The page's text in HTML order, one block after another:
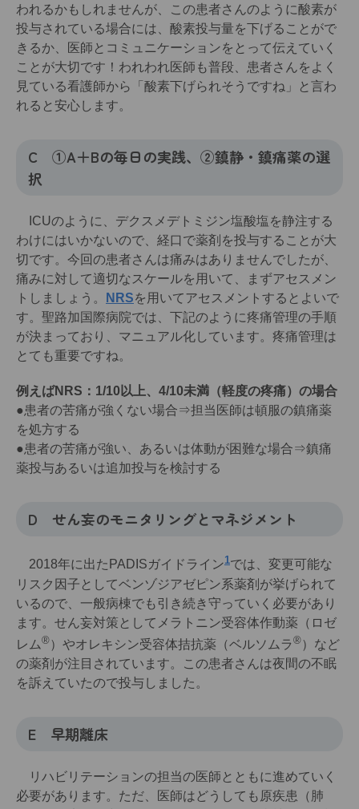
われるかもしれませんが、この患者さんのように酸素が
投与されている場合には、酸素投与量を下げることがで
きるか、医師とコミュニケーションをとって伝えていく
ことが大切です！われわれ医師も普段、患者さんをよく
見ている看護師から「酸素下げられそうですね」と言わ
れると安心します。
C ①A＋Bの毎日の実践、②鎮静・鎮痛薬の選
択
ICUのように、デクスメデトミジン塩酸塩を静注する
わけにはいかないので、経口で薬剤を投与することが大
切です。今回の患者さんは痛みはありませんでしたが、
痛みに対して適切なスケールを用いて、まずアセスメン
トしましょう。
NRSを用いてアセスメントするとよいで
す。聖路加国際病院では、下記のように疼痛管理の手順
が決まっており、マニュアル化しています。疼痛管理は
とても重要ですね。
例えばNRS：1/10以上、4/10未満（軽度の疼痛）の場合
●患者の苦痛が強くない場合⇒担当医師は頓服の鎮痛薬
を処方する
●患者の苦痛が強い、あるいは体動が困難な場合⇒鎮痛
薬投与あるいは追加投与を検討する
D せん妄のモニタリングとマネジメント
2018年に出たPADISガイドライン1では、変更可能な
リスク因子としてベンゾジアゼピン系薬剤が挙げられて
いるので、一般病棟でも引き続き守っていく必要があり
ます。せん妄対策としてメラトニン受容体作動薬（ロゼ
レム®）やオレキシン受容体拮抗薬（ベルソムラ®）など
の薬剤が注目されています。この患者さんは夜間の不眠
を訴えていたので投与しました。
E 早期離床
リハビリテーションの担当の医師とともに進めていく
必要があります。ただ、医師はどうしても原疾患（肺